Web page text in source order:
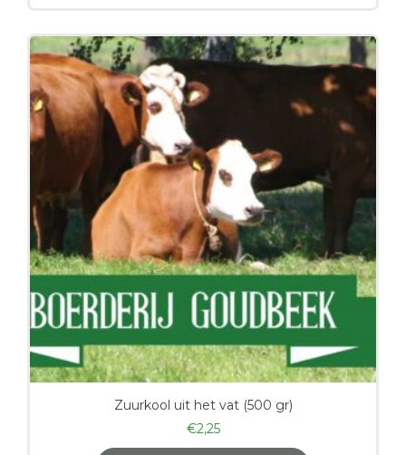
Zuurkool uit het vat (500 gr)
€2,25